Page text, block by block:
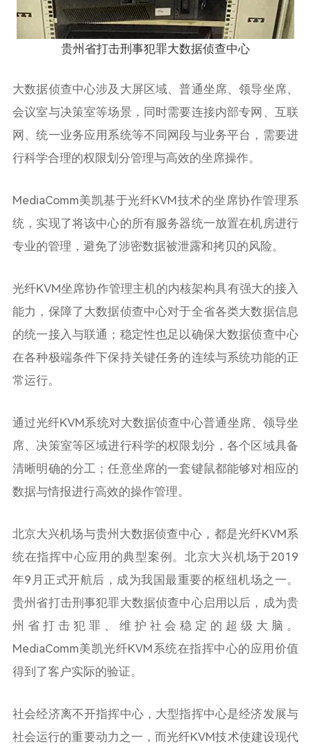
贵州省打击刑事犯罪大数据侦查中心
大数据侦查中心涉及大屏区域、普通坐席、领导坐席、
会议室与决策室等场景，同时需要连接内部专网、互联
网、统一业务应用系统等不同网段与业务平台，需要进
行科学合理的权限划分管理与高效的坐席操作。
MediaComm美凯基于光纤KVM技术的坐席协作管理系
统，实现了将该中心的所有服务器统一放置在机房进行
专业的管理，避免了涉密数据被泄露和拷贝的风险。
光纤KVM坐席协作管理主机的内核架构具有强大的接入
能力，保障了大数据侦查中心对于全省各类大数据信息
的统一接入与联通；稳定性也足以确保大数据侦查中心
在各种极端条件下保持关键任务的连续与系统功能的正
常运行。
通过光纤KVM系统对大数据侦查中心普通坐席、领导坐
席、决策室等区域进行科学的权限划分，各个区域具备
清晰明确的分工；任意坐席的一套键鼠都能够对相应的
数据与情报进行高效的操作管理。
北京大兴机场与贵州大数据侦查中心，都是光纤KVM系
统在指挥中心应用的典型案例。北京大兴机场于2019
年9月正式开航后，成为我国最重要的枢纽机场之一。
贵州省打击刑事犯罪大数据侦查中心启用以后，成为贵
州省打击犯罪、维护社会稳定的超级大脑。
MediaComm美凯光纤KVM系统在指挥中心的应用价值
得到了客户实际的验证。
社会经济离不开指挥中心，大型指挥中心是经济发展与
社会运行的重要动力之一，而光纤KVM技术使建设现代